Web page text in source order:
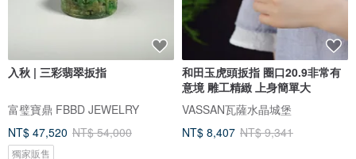
入秋 | 三彩翡翠扳指
富璧寶鼎 FBBD JEWELRY
NT$ 47,520 NT$ 54,000
獨家販售
和田玉虎頭扳指 圈口20.9非常有
意境 雕工精緻 上身簡單大
VASSAN瓦薩水晶城堡
NT$ 8,407 NT$ 9,341